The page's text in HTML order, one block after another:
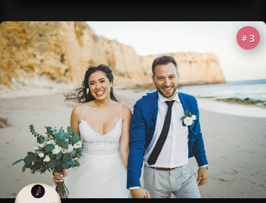
# 3